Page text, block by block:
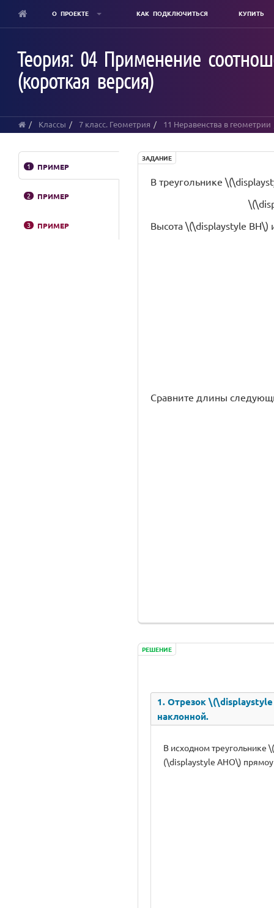
content
О ПРОЕКТЕ КАК ПОДКЛЮЧИТЬСЯ КУПИТЬ
Теория: 04 Применение
(короткая версия)
Классы 7 класс. Геометрия 11 Неравенства в геометрии
1 ПРИМЕР
2 ПРИМЕР
3 ПРИМЕР
ЗАДАНИЕ
В треугольнике
Высота \(\displaystyle BH\)
Сравните длины
РЕШЕНИЕ
1. Отрезок \(\displaystyle
наклонной.
В исходном треугольнике
(\displaystyle AHO\)